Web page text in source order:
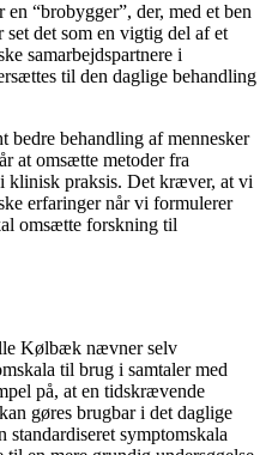
“brobygger”, der, med et ben
det som en vigtig del af et
samarbejdspartnere i
til den daglige behandling
bedre behandling af mennesker
at omsætte metoder fra
praksis. Det kræver, at vi
erfaringer når vi formulerer
omsætte forskning til
Kølbæk nævner selv
til brug i samtaler med
på, at en tidskrævende
gøres brugbar i det daglige
standardiseret symptomskala